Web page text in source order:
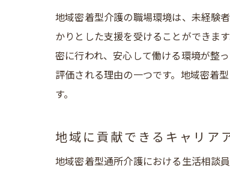
地域密着型介護の職場環境は、未経験
かりとした支援を受けることができま
密に行われ、安心して働ける環境が整
評価される理由の一つです。地域密着
す。
地域に貢献できるキャリア
地域密着型通所介護における生活相談